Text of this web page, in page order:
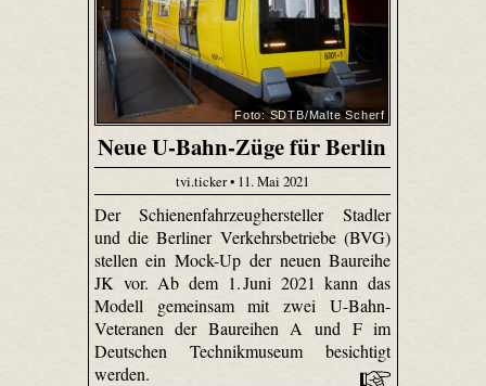
Foto: SDTB/Malte Scherf
Neue U-Bahn-Züge für Berlin
tvi.ticker • 11. Mai 2021
Der Schienenfahrzeughersteller Stadler
und die Berliner Verkehrsbetriebe (BVG)
stellen ein Mock-Up der neuen Baureihe
JK vor. Ab dem 1. Juni 2021 kann das
Modell gemeinsam mit zwei U-Bahn-
Veteranen der Baureihen A und F im
Deutschen Technikmuseum besichtigt
werden.